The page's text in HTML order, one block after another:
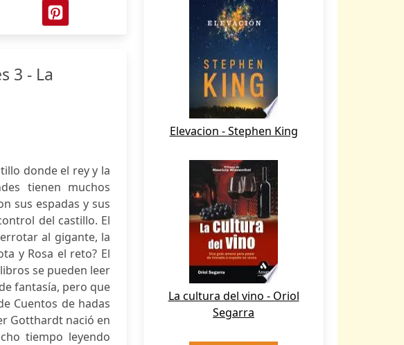
3 - La
donde el rey y la
tienen muchos
sus espadas y sus
del castillo. El
al gigante, la
y Rosa el reto? El
se pueden leer
fantasía, pero que
Cuentos de hadas
Gotthardt nació en
tiempo leyendo
Elevacion - Stephen King
La cultura del vino - Oriol
Segarra